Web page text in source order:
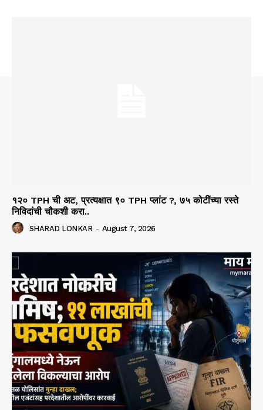
१२० TPH ची अट, प्रत्यक्षात ९० TPH प्लांट ?, ७५ कोटींच्या रस्ते
निविदांची चौकशी करा..
SHARAD LONKAR - August 7, 2026